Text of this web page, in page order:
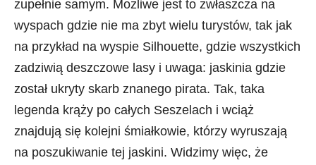
zupełnie samym. Możliwe jest to zwłaszcza na
wyspach gdzie nie ma zbyt wielu turystów, tak jak
na przykład na wyspie Silhouette, gdzie wszystkich
zadziwią deszczowe lasy i uwaga: jaskinia gdzie
został ukryty skarb znanego pirata. Tak, taka
legenda krąży po całych Seszelach i wciąż
znajdują się kolejni śmiałkowie, którzy wyruszają
na poszukiwanie tej jaskini. Widzimy więc, że